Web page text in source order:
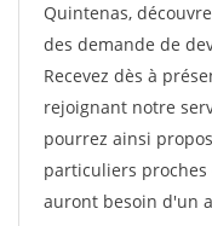
Quintenas,
des demande de
Recevez dès à
rejoignant notre
pourrez ainsi
particuliers
auront besoin d'un